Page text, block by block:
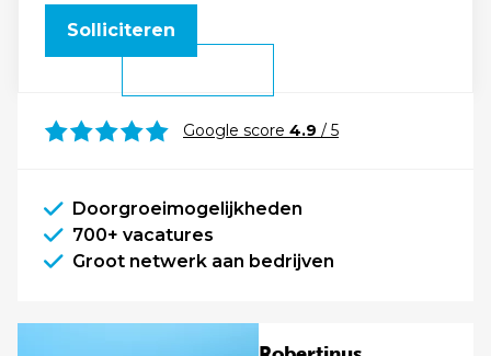
Solliciteren
Google score 4.9 / 5
Doorgroeimogelijkheden
700+ vacatures
Groot netwerk aan bedrijven